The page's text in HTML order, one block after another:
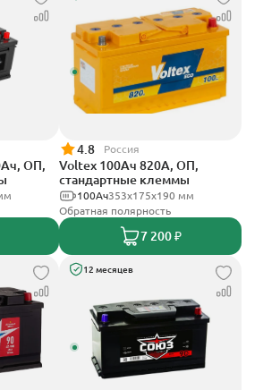
ОП,
4.8 Россия
Voltex 100Ач 820А, ОП,
стандартные клеммы
353х175х190 мм
100Ач
Обратная полярность
7 200 ₽
12 месяцев